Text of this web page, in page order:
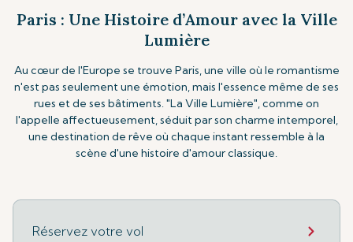
Paris : Une Histoire d’Amour avec la Ville
Lumière
Au cœur de l'Europe se trouve Paris, une ville où le romantisme
n'est pas seulement une émotion, mais l'essence même de ses
rues et de ses bâtiments. "La Ville Lumière", comme on
l'appelle affectueusement, séduit par son charme intemporel,
une destination de rêve où chaque instant ressemble à la
scène d'une histoire d'amour classique.
Réservez votre vol